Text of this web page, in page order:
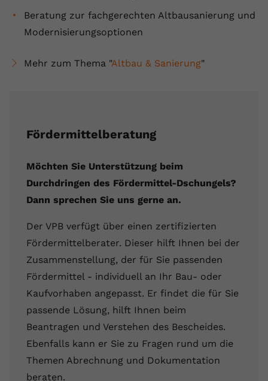
Beratung zur fachgerechten Altbausanierung und
Modernisierungsoptionen
Mehr zum Thema "Altbau & Sanierung"
Fördermittelberatung
Möchten Sie Unterstützung beim
Durchdringen des Fördermittel-Dschungels?
Dann sprechen Sie uns gerne an.
Der VPB verfügt über einen zertifizierten
Fördermittelberater. Dieser hilft Ihnen bei der
Zusammenstellung, der für Sie passenden
Fördermittel - individuell an Ihr Bau- oder
Kaufvorhaben angepasst. Er findet die für Sie
passende Lösung, hilft Ihnen beim
Beantragen und Verstehen des Bescheides.
Ebenfalls kann er Sie zu Fragen rund um die
Themen Abrechnung und Dokumentation
beraten.